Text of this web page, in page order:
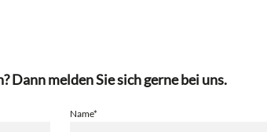
Dann melden Sie sich gerne bei uns.
Name*